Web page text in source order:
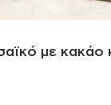
με κακάο